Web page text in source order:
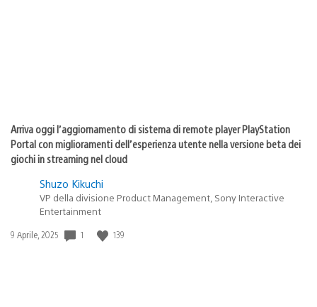
Arriva oggi l’aggiornamento di sistema di remote player PlayStation
Portal con miglioramenti dell’esperienza utente nella versione beta dei
giochi in streaming nel cloud
Shuzo Kikuchi
VP della divisione Product Management, Sony Interactive
Entertainment
Data
9 Aprile, 2025 1 139